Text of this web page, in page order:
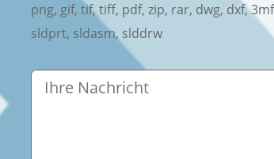
png, gif, tif, tiff, pdf, zip, rar, dwg, dxf,
sldprt, sldasm, slddrw